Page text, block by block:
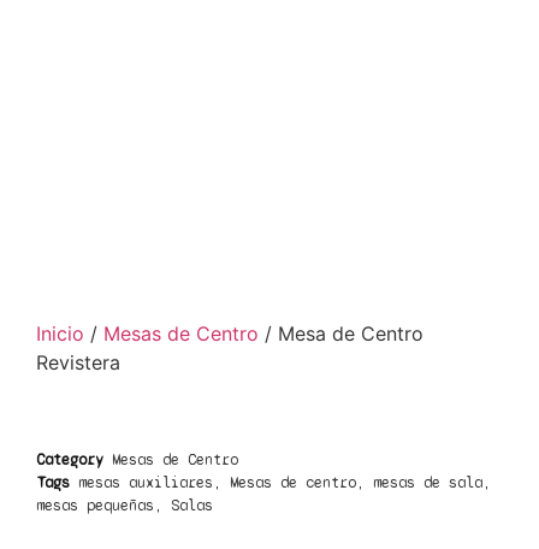
Inicio / Mesas de Centro / Mesa de Centro
Revistera
Category Mesas de Centro
Tags mesas auxiliares , Mesas de centro, mesas de sala,
mesas pequeñas , Salas